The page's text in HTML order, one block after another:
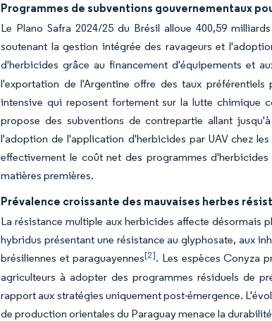
Programmes de subventions gouvernementaux
Le Plano Safra 2024/25 du Brésil alloue 400,59
soutenant la gestion intégrée des ravageurs et
d'herbicides grâce au financement d'équipements et
l'exportation de l'Argentine offre des taux
intensive qui reposent fortement sur la lutte chimique
propose des subventions de contrepartie allant
l'adoption de l'application d'herbicides par UAV chez
effectivement le coût net des programmes
matières premières.
Prévalence croissante des mauvaises herbes
La résistance multiple aux herbicides affecte désormais
hybridus présentant une résistance au glyphosate, aux
brésiliennes et paraguayennes[2]. Les espèces Conyza
agriculteurs à adopter des programmes résiduels de
rapport aux stratégies uniquement post-émergence.
de production orientales du Paraguay menace la